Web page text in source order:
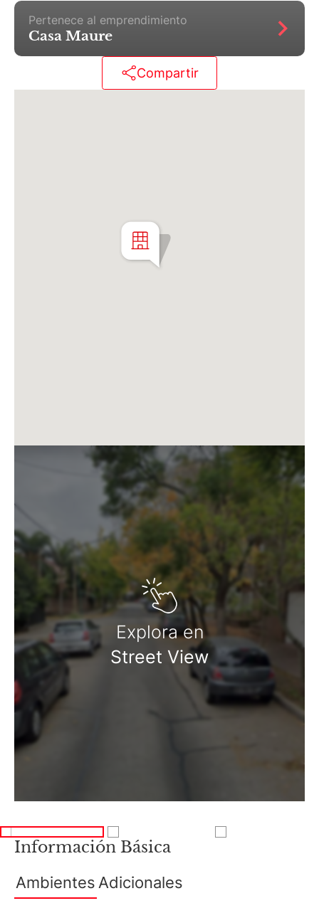
Es un producto único, con amenities exclusivos, los
cuales crean una sensación de extensión de su
Dispone de cochera y bauleras opcionales, no
Zona Palermo, Zona D'Aria
Pertenece al emprendimiento
Casa Maure
Compartir
Explora en
Street View
Información Básica
Ambientes Adicionales